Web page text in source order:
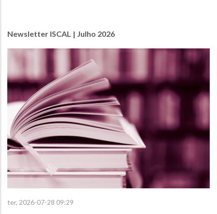
Newsletter ISCAL | Julho 2026
ter, 2026-07-28 09:29